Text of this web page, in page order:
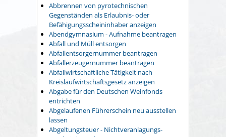
Abbrennen von pyrotechnischen
Gegenständen als Erlaubnis- oder
Befähigungsscheininhaber anzeigen
Abendgymnasium - Aufnahme beantragen
Abfall und Müll entsorgen
Abfallentsorgernummer beantragen
Abfallerzeugernummer beantragen
Abfallwirtschaftliche Tätigkeit nach
Kreislaufwirtschaftsgesetz anzeigen
Abgabe für den Deutschen Weinfonds
entrichten
Abgelaufenen Führerschein neu ausstellen
lassen
Abgeltungsteuer - Nichtveranlagungs-